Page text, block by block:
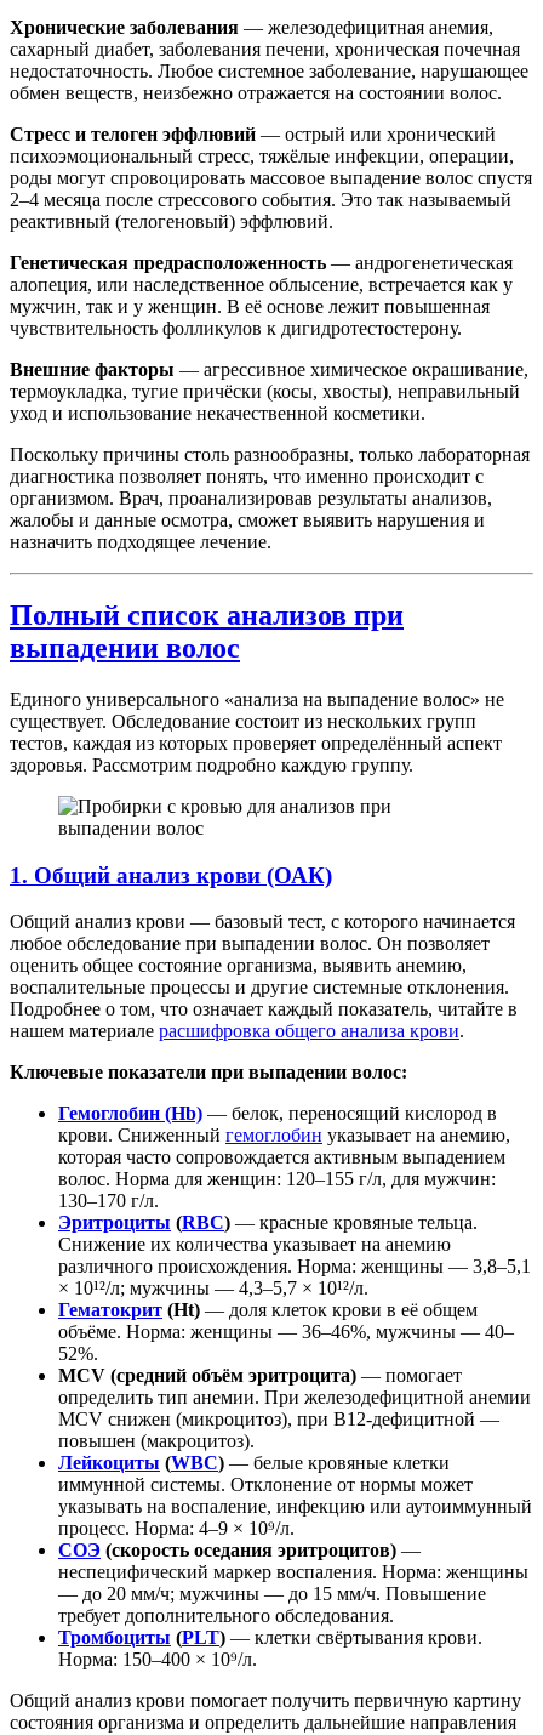
Хронические заболевания — железодефицитная анемия,
сахарный диабет, заболевания печени, хроническая почечная
недостаточность. Любое системное заболевание, нарушающее
обмен веществ, неизбежно отражается на состоянии волос.
Стресс и телоген эффлювий — острый или хронический
психоэмоциональный стресс, тяжёлые инфекции, операции,
роды могут спровоцировать массовое выпадение волос спустя
2–4 месяца после стрессового события. Это так называемый
реактивный (телогеновый) эффлювий.
Генетическая предрасположенность — андрогенетическая
алопеция, или наследственное облысение, встречается как у
мужчин, так и у женщин. В её основе лежит повышенная
чувствительность фолликулов к дигидротестостерону.
Внешние факторы — агрессивное химическое окрашивание,
термоукладка, тугие причёски (косы, хвосты), неправильный
уход и использование некачественной косметики.
Поскольку причины столь разнообразны, только лабораторная
диагностика позволяет понять, что именно происходит с
организмом. Врач, проанализировав результаты анализов,
жалобы и данные осмотра, сможет выявить нарушения и
назначить подходящее лечение.
Полный список анализов при
выпадении волос
Единого универсального «анализа на выпадение волос» не
существует. Обследование состоит из нескольких групп
тестов, каждая из которых проверяет определённый аспект
здоровья. Рассмотрим подробно каждую группу.
1. Общий анализ крови (ОАК)
Общий анализ крови — базовый тест, с которого начинается
любое обследование при выпадении волос. Он позволяет
оценить общее состояние организма, выявить анемию,
воспалительные процессы и другие системные отклонения.
Подробнее о том, что означает каждый показатель, читайте в
нашем материале расшифровка общего анализа крови.
Ключевые показатели при выпадении волос:
Гемоглобин (Hb) — белок, переносящий кислород в
крови. Сниженный гемоглобин указывает на анемию,
которая часто сопровождается активным выпадением
волос. Норма для женщин: 120–155 г/л, для мужчин:
130–170 г/л.
Эритроциты (RBC) — красные кровяные тельца.
Снижение их количества указывает на анемию
различного происхождения. Норма: женщины — 3,8–5,1
× 10¹²/л; мужчины — 4,3–5,7 × 10¹²/л.
Гематокрит (Ht) — доля клеток крови в её общем
объёме. Норма: женщины — 36–46%, мужчины — 40–
52%.
MCV (средний объём эритроцита) — помогает
определить тип анемии. При железодефицитной анемии
MCV снижен (микроцитоз), при B12-дефицитной —
повышен (макроцитоз).
Лейкоциты (WBC) — белые кровяные клетки
иммунной системы. Отклонение от нормы может
указывать на воспаление, инфекцию или аутоиммунный
процесс. Норма: 4–9 × 10⁹/л.
СОЭ (скорость оседания эритроцитов) —
неспецифический маркер воспаления. Норма: женщины
— до 20 мм/ч; мужчины — до 15 мм/ч. Повышение
требует дополнительного обследования.
Тромбоциты (PLT) — клетки свёртывания крови.
Норма: 150–400 × 10⁹/л.
Общий анализ крови помогает получить первичную картину
состояния организма и определить дальнейшие направления